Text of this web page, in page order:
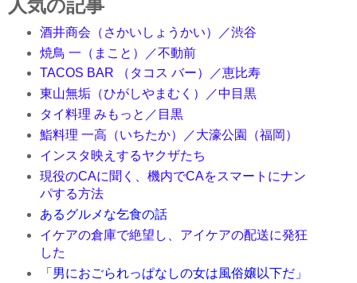
人気の記事
酒井商会（さかいしょうかい）／渋谷
焼鳥 一（まこと）／不動前
TACOS BAR （タコス バー）／恵比寿
東山無垢（ひがしやまむく）／中目黒
タイ料理 みもっと／目黒
鮨料理 一高（いちたか）／大濠公園（福岡）
インスタ映えするヤクザたち
現役のCAに聞く、機内でCAをスマートにナン
パする方法
あるグルメな乞食の話
イケアの倉庫で絶望し、アイケアの配送に発狂
した
「男におごられっぱなしの女は風俗嬢以下だ」